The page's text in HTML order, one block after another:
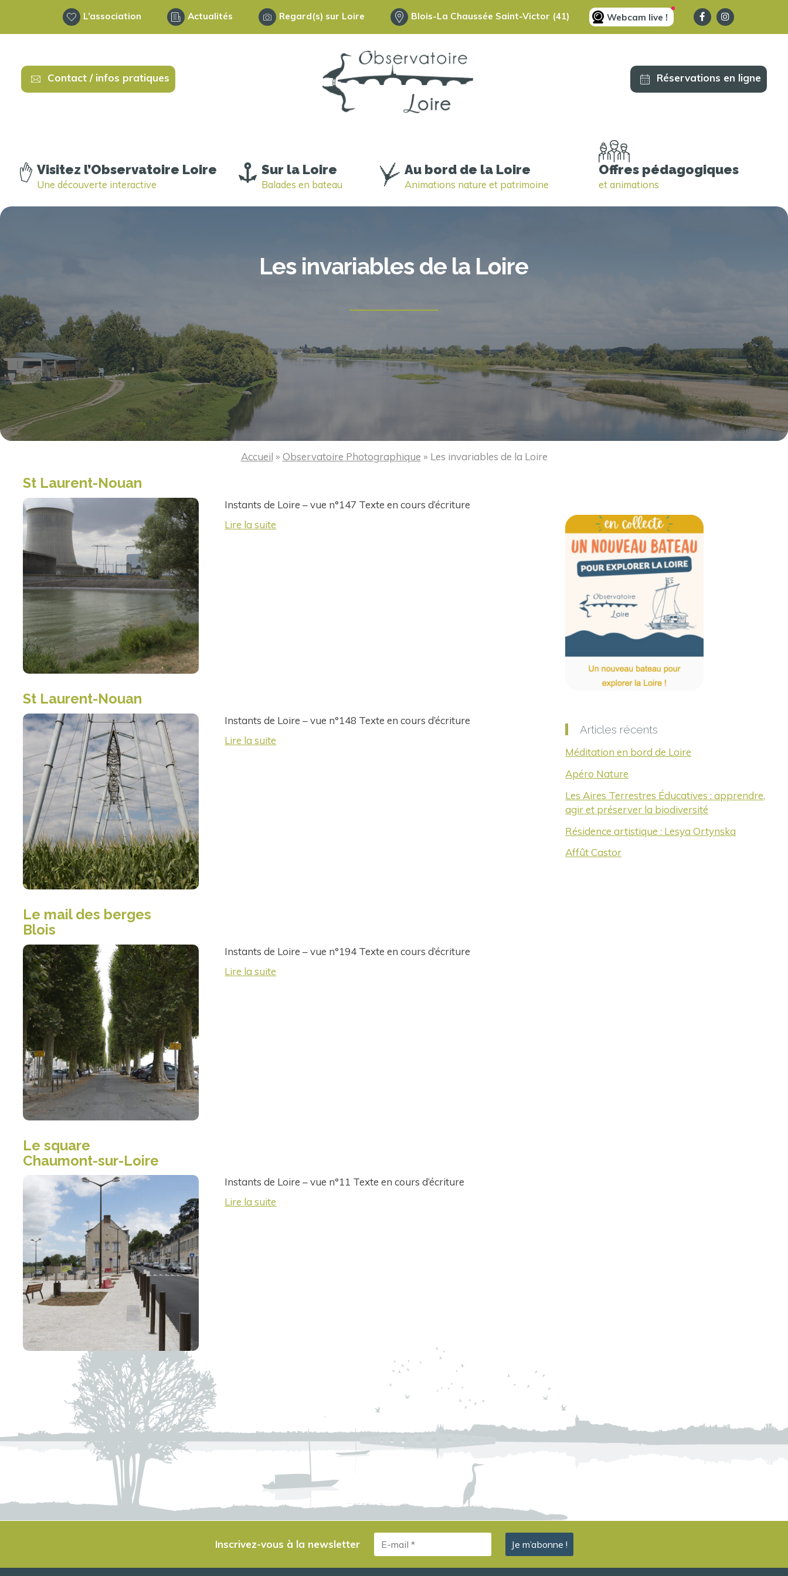
L’association Actualités Regard(s) sur Loire Blois-La Chaussée Saint-Victor (41) Webcam live !
Contact / infos pratiques Réservations en ligne
Visitez l’Observatoire Loire
Une découverte interactive
Sur la Loire
Balades en bateau
Au bord de la Loire
Animations nature et patrimoine
Offres pédagogiques
et animations
Les invariables de la Loire
Accueil » Observatoire Photographique » Les invariables de la Loire
St Laurent-Nouan
Instants de Loire – vue n°147 Texte en cours d’écriture
Lire la suite
St Laurent-Nouan
Instants de Loire – vue n°148 Texte en cours d’écriture
Lire la suite
Le mail des berges
Blois
Instants de Loire – vue n°194 Texte en cours d’écriture
Lire la suite
Le square
Chaumont-sur-Loire
Instants de Loire – vue n°11 Texte en cours d’écriture
Lire la suite
Articles récents
Méditation en bord de Loire
Apéro Nature
Les Aires Terrestres Éducatives : apprendre,
agir et préserver la biodiversité
Résidence artistique : Lesya Ortynska
Affût Castor
Inscrivez-vous à la newsletter